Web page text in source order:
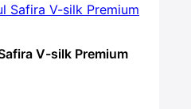
V-silk Premium